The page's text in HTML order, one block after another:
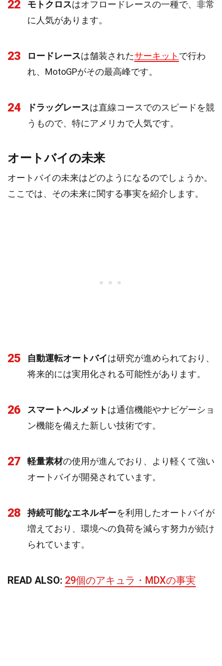
22 モトクロスはオフロードレースの一種で、非常
に人気があります。
23 ロードレースは舗装されたサーキット で行わ
れ、MotoGPがその最高峰です。
24 ドラッグレースは直線コースでのスピードを競
うもので、特にアメリカで人気です。
オートバイの未来
オートバイの未来はどのようになるのでしょうか。
ここでは、その未来に関する事実を紹介します。
25 自動運転オートバイは研究が進められており、
将来的には実用化される可能性があります。
26 スマートヘルメットは通信機能やナビゲーショ
ン機能を備えた新しい技術です。
27 軽量素材の使用が進んでおり、より軽くて強い
オートバイが開発されています。
28 持続可能なエネルギーを利用したオートバイが
増えており、環境への負荷を減らす努力が続け
られています。
READ ALSO: 29個のアキュラ・MDXの事実